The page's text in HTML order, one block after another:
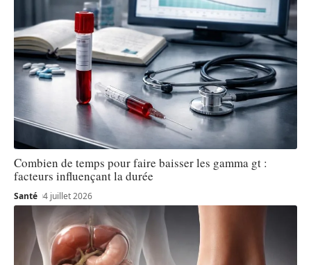
Combien de temps pour faire baisser les gamma gt :
facteurs influençant la durée
Santé 4 juillet 2026